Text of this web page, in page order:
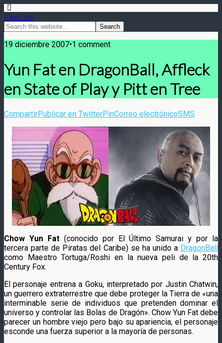
FilmClub
19 diciembre 2007•1 comment
Yun Fat en DragonBall, Affleck
en State of Play y Pitt en Tree
CompartirPublicar en TwitterPinCorreo electrónicoSMS
Chow Yun Fat(conocido por El Último Samurai y por la
tercera parte de Piratas del Caribe) se ha unido a DragonBall
como Maestro Tortuga/Roshi en la nueva peli de la 20th
Century Fox.
El personaje entrena a Goku, interpretado por Justin Chatwin,
un guerrero extraterrestre que debe proteger la Tierra de «una
interminable serie de individuos que pretenden dominar el
universo y controlar las Bolas de Dragón». Chow Yun Fat debe
parecer un hombre viejo pero bajo su apariencia, el personaje
esconde una fuerza superior a la mayoría de personas.